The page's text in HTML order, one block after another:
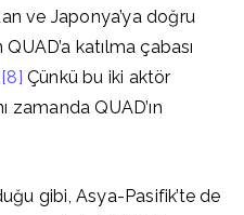
ve Japonya’ya doğru
katılma çabası
[8] Çünkü bu iki aktör
zamanda QUAD’ın
gibi, Asya-Pasifik’te de